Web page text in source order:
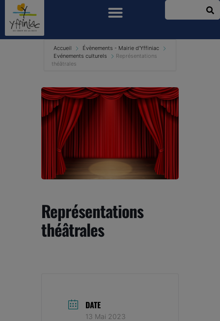
Accueil
Évènements - Mairie d'Yffiniac
Evénements culturels
Représentations
théâtrales
Représentations
théâtrales
DATE
13 Mai 2023